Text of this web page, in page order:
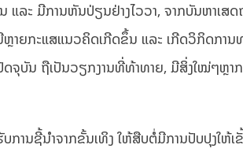
ະ ມີການຫັນປ່ຽນຢ່າງໄວວາ, ຈາກບັນຫາເສດ
າຍກະແສແນວຄິດເກີດຂຶ້ນ ແລະ ເກີດວິກິດກາ
ຈຸບັນ ຖືເປັນວຽກງານທີ່ທ້າທາຍ, ມີສິ່ງໃໝ່ໆຫຼ
ານຊີ້ນຳຈາກຂັ້ນເທິງ ໃຫ້ສືບຕໍ່ມີການປັບປຸງໃຫ້